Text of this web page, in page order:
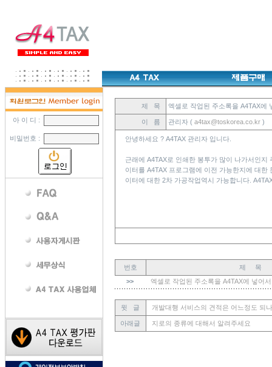
아 이 디 :
비밀번호 :
제 목 엑셀로 작업된 주소록을 A4TAX에
이 름 관리자 (a4tax@toskorea.co.kr )
안녕하세요 ? A4TAX 관리자 입니다.
근래에 A4TAX로 인쇄한 봉투가 많이 나가서인
이터를 A4TAX 프로그램에 이전 가능한지에 대
이터에 대한 2차 가공작업역시 가능합니다.
번호
제 목
>>
엑셀로 작업된 주소록을 A4TAX에 넣어
윗 글 개발대행 서비스의 견적은 어느정도 되
아래글 지로의 종류에 대해서 알려주세요